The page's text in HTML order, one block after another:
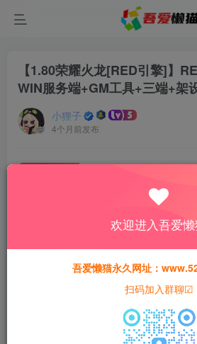
【1.80荣耀火龙[RED引擎]】
WIN服务端+GM工具+三端+架
小狸子
4个月前发布
此内容为付费资源，请付费后查看
猫粮30
黄金会员猫粮15
本站所有资源均为网络收集整理而来，
载
欢迎进入吾爱
吾爱懒猫永久网址：
扫码加入群聊☑